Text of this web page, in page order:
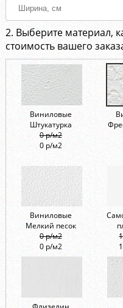
2. Выберите материал,
стоимость вашего
Виниловые
Штукатурка
0 р/м2
0 р/м2
Виниловые
Мелкий песок
0 р/м2
0 р/м2